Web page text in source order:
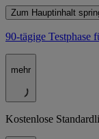
Zum Hauptinhalt
90-tägige Testphase
mehr
Kostenlose